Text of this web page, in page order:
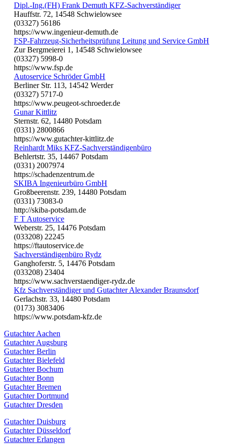
Dipl.-Ing.(FH) Frank Demuth KFZ-Sachverständiger
Hauffstr. 72, 14548 Schwielowsee
(03327) 56186
https://www.ingenieur-demuth.de
FSP-Fahrzeug-Sicherheitsprüfung Leitung und Service GmbH
Zur Bergmeierei 1, 14548 Schwielowsee
(03327) 5998-0
https://www.fsp.de
Autoservice Schröder GmbH
Berliner Str. 113, 14542 Werder
(03327) 5717-0
https://www.peugeot-schroeder.de
Gunar Kittlitz
Sternstr. 62, 14480 Potsdam
(0331) 2800866
https://www.gutachter-kittlitz.de
Reinhardt Miks KFZ-Sachverständigenbüro
Behlertstr. 35, 14467 Potsdam
(0331) 2007974
https://schadenzentrum.de
SKIBA Ingenieurbüro GmbH
Großbeerenstr. 239, 14480 Potsdam
(0331) 73083-0
http://skiba-potsdam.de
F T Autoservice
Weberstr. 25, 14476 Potsdam
(033208) 22245
https://ftautoservice.de
Sachverständigenbüro Rydz
Ganghoferstr. 5, 14476 Potsdam
(033208) 23404
https://www.sachverstaendiger-rydz.de
Kfz Sachverständiger und Gutachter Alexander Braunsdorf
Gerlachstr. 33, 14480 Potsdam
(0173) 3083406
https://www.potsdam-kfz.de
Gutachter Aachen
Gutachter Augsburg
Gutachter Berlin
Gutachter Bielefeld
Gutachter Bochum
Gutachter Bonn
Gutachter Bremen
Gutachter Dortmund
Gutachter Dresden
Gutachter Duisburg
Gutachter Düsseldorf
Gutachter Erlangen